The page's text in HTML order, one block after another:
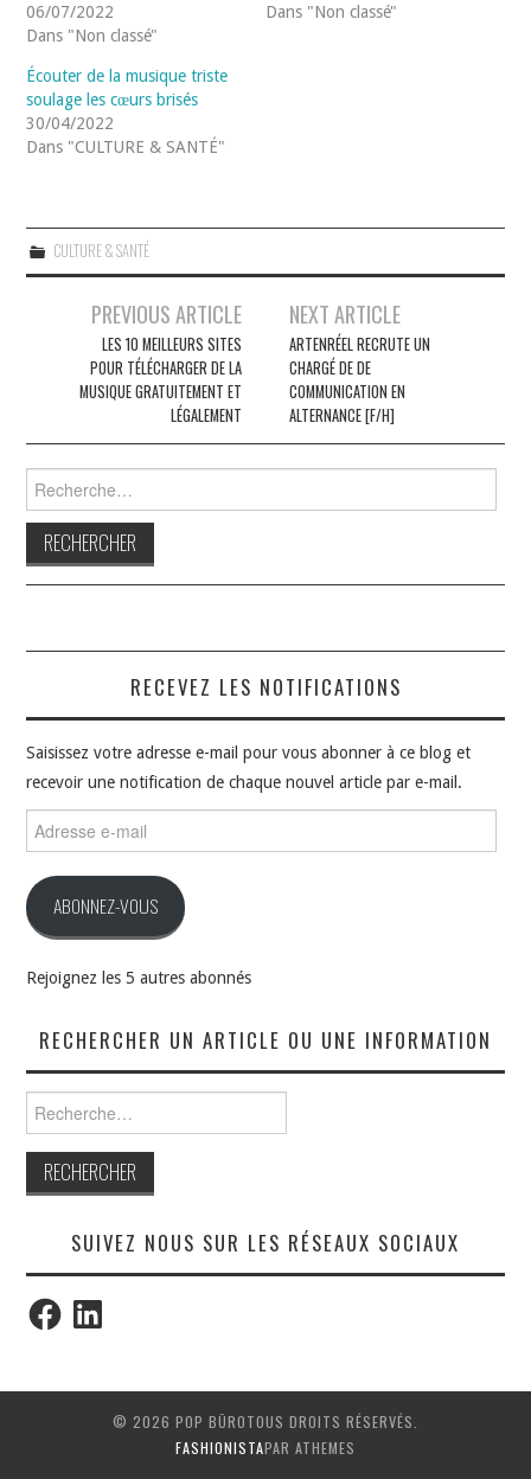
06/07/2022
Dans "Non classé"
Dans "Non classé"
Écouter de la musique triste
soulage les cœurs brisés
30/04/2022
Dans "CULTURE & SANTÉ"
CULTURE & SANTÉ
Navigation
articles
PREVIOUS ARTICLE
LES 10 MEILLEURS SITES
POUR TÉLÉCHARGER DE LA
MUSIQUE GRATUITEMENT ET
LÉGALEMENT
NEXT ARTICLE
ARTENRÉEL RECRUTE UN
CHARGÉ DE DE
COMMUNICATION EN
ALTERNANCE [F/H]
RECEVEZ LES NOTIFICATIONS
Saisissez votre adresse e-mail pour vous abonner à ce blog et
recevoir une notification de chaque nouvel article par e-mail.
e-
ABONNEZ-VOUS
Rejoignez les 5 autres abonnés
RECHERCHER UN ARTICLE OU UNE INFORMATION
SUIVEZ NOUS SUR LES RÉSEAUX SOCIAUX
FacebookLinkedIn
© 2026 POP BÜROTOUS DROITS RÉSERVÉS.
FASHIONISTAPAR ATHEMES